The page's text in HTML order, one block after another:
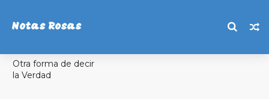
Notas Rosas
Otra forma de decir
la Verdad